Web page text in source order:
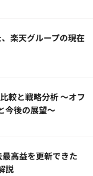
楽天グループの現在
較と戦略分析 ～オフ
今後の展望～
高益を更新できた
説